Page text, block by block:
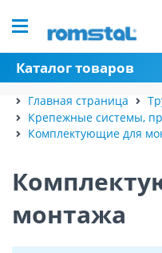
Каталог товаров
Главная страница
Крепежные системы,
Комплектующие для
монтажа